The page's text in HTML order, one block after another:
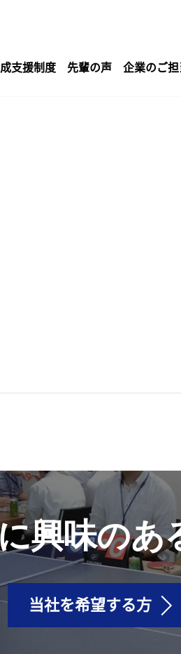
支援制度 先輩の声 企業のご
興味のあ
当社を希望する方